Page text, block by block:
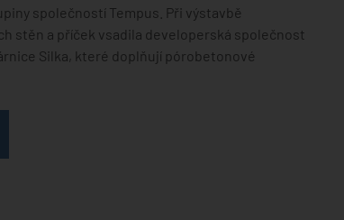
společností Tempus. Při výstavbě
stěn a příček vsadila developerská společnost
Silka, které doplňují pórobetonové